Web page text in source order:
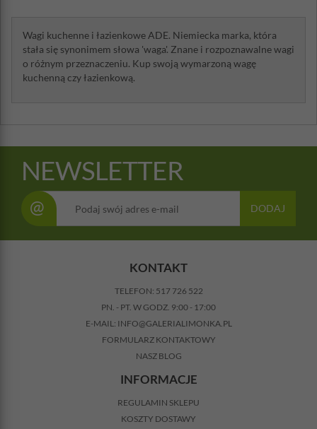
Wagi kuchenne i łazienkowe ADE. Niemiecka marka, która
stała się synonimem słowa 'waga'. Znane i rozpoznawalne wagi
o różnym przeznaczeniu. Kup swoją wymarzoną wagę
kuchenną czy łazienkową.
NEWSLETTER
@ DODAJ
KONTAKT
TELEFON: 517 726 522
PN. - PT. W GODZ. 9:00 - 17:00
E-MAIL: INFO@GALERIALIMONKA.PL
FORMULARZ KONTAKTOWY
NASZ BLOG
INFORMACJE
REGULAMIN SKLEPU
KOSZTY DOSTAWY